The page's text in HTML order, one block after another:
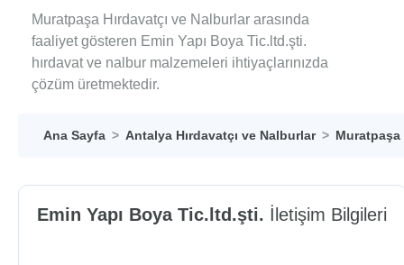
Muratpaşa Hırdavatçı ve Nalburlar arasında
faaliyet gösteren Emin Yapı Boya Tic.ltd.şti.
hırdavat ve nalbur malzemeleri ihtiyaçlarınızda
çözüm üretmektedir.
Ana Sayfa Antalya Hırdavatçı ve Nalburlar Muratpaşa
Emin Yapı Boya Tic.ltd.şti. İletişim Bilgileri